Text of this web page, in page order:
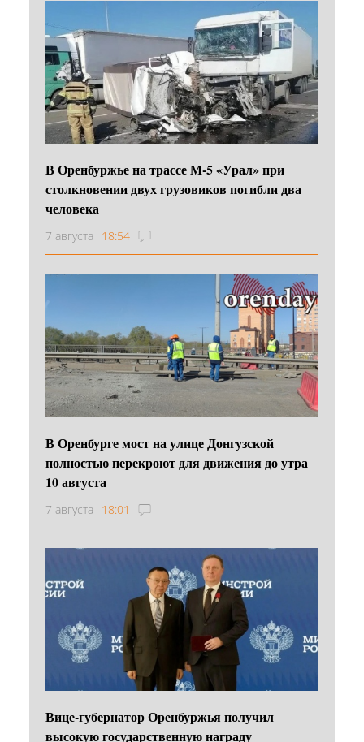
В Оренбуржье на трассе М-5 «Урал» при
столкновении двух грузовиков погибли два
человека
7 августа 18:54
В Оренбурге мост на улице Донгузской
полностью перекроют для движения до утра
10 августа
7 августа 18:01
Вице-губернатор Оренбуржья получил
высокую государственную награду